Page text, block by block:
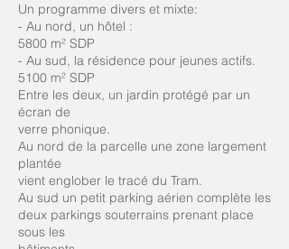
Un programme divers et mixte:
- Au nord, un hôtel :
5800 m² SDP
- Au sud, la résidence pour jeunes actifs.
5100 m² SDP
Entre les deux, un jardin protégé par un
écran de
verre phonique.
Au nord de la parcelle une zone largement
plantée
vient englober le tracé du Tram.
Au sud un petit parking aérien complète les
deux parkings souterrains prenant place
sous les